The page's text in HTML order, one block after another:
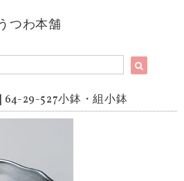
つわ本舗
64-29-527小鉢・組小鉢